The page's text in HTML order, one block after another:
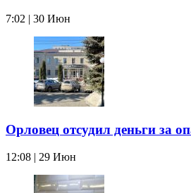
7:02 | 30 Июн
Орловец отсудил деньги за
12:08 | 29 Июн